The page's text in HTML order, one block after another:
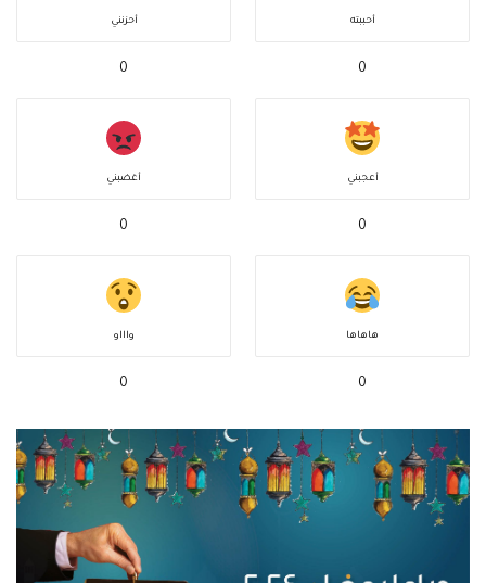
أحببته
0
أحزنني
0
أعجبني
0
أغضبني
0
هاهاها
0
واااو
0